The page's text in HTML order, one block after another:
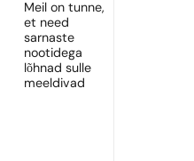
Meil on tunne,
et need
sarnaste
nootidega
lõhnad sulle
meeldivad